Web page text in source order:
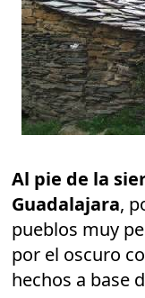
Al pie de la
Guadalajara,
pueblos muy
por el oscuro
hechos a base